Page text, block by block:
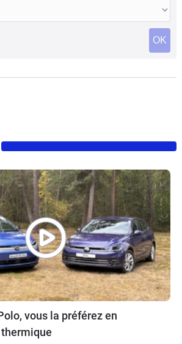
OK
vous la préférez en